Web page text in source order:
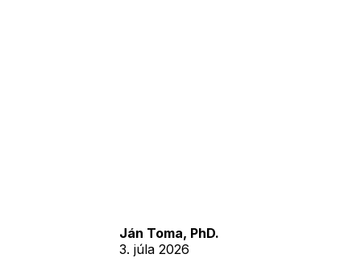
Ján Toma, PhD.
3. júla 2026